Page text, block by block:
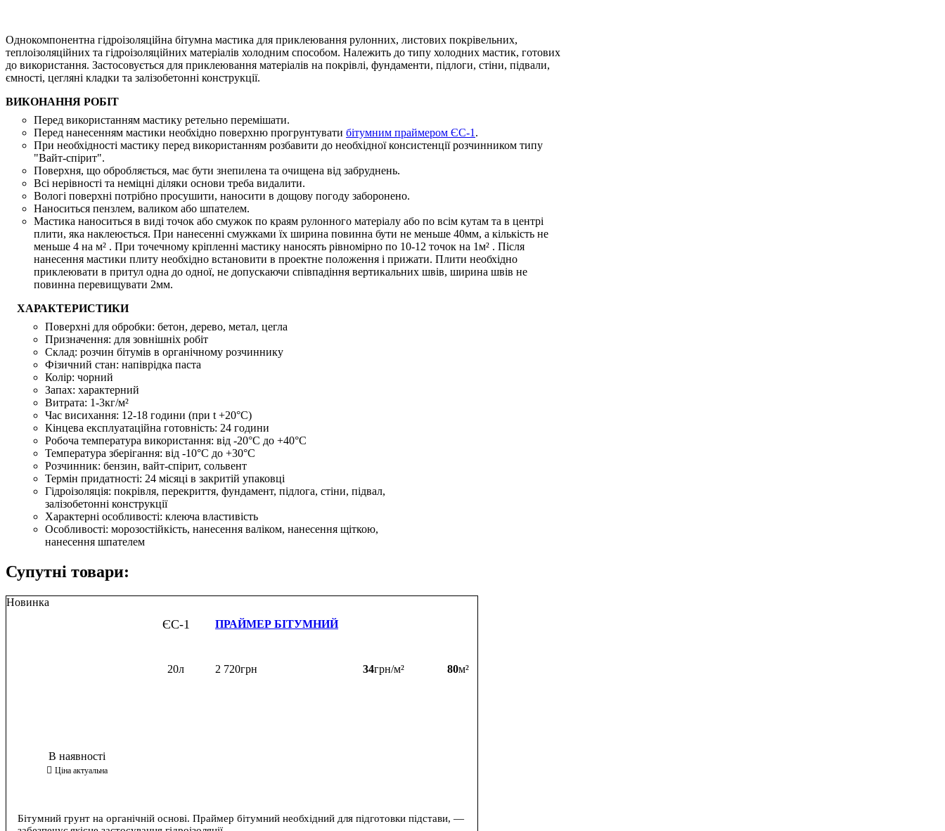
Однокомпонентна гідроізоляційна бітумна мастика для приклеювання рулонних, листових покрівельних,
теплоізоляційних та гідроізоляційних матеріалів холодним способом. Належить до типу холодних мастик, готових
до використання. Застосовується для приклеювання матеріалів на покрівлі, фундаменти, підлоги, стіни, підвали,
ємності, цегляні кладки та залізобетонні конструкції.
ВИКОНАННЯ РОБІТ
Перед використанням мастику ретельно перемішати.
Перед нанесенням мастики необхідно поверхню прогрунтувати бітумним праймером ЄС-1 .
При необхідності мастику перед використанням розбавити до необхідної консистенції розчинником типу
"Вайт-спірит".
Поверхня, що обробляється, має бути знепилена та очищена від забруднень.
Всі нерівності та неміцні діляки основи треба видалити.
Вологі поверхні потрібно просушити, наносити в дощову погоду заборонено.
Наноситься пензлем, валиком або шпателем.
Мастика наноситься в виді точок або смужок по краям рулонного матеріалу або по всім кутам та в центрі
плити, яка наклеюється. При нанесенні смужками їх ширина повинна бути не меньше 40мм, а кількість не
меньше 4 на м² . При точечному кріпленні мастику наносять рівномірно по 10-12 точок на 1м² . Після
нанесення мастики плиту необхідно встановити в проектне положення і прижати. Плити необхідно
приклеювати в притул одна до одної, не допускаючи співпадіння вертикальних швів, ширина швів не
повинна перевищувати 2мм.
ХАРАКТЕРИСТИКИ
Поверхні для обробки: бетон, дерево, метал, цегла
Призначення: для зовнішніх робіт
Склад: розчин бітумів в органічному розчиннику
Фізичний стан: напіврідка паста
Колір: чорний
Запах: характерний
Витрата: 1-3кг/м²
Час висихання: 12-18 години (при t +20°С)
Кінцева експлуатаційна готовність: 24 години
Робоча температура використання: від -20°C до +40°C
Температура зберігання: від -10°C до +30°C
Розчинник: бензин, вайт-спірит, сольвент
Термін придатності: 24 місяці в закритій упаковці
Гідроізоляція: покрівля, перекриття, фундамент, підлога, стіни, підвал,
залізобетонні конструкції
Характерні особливості: клеюча властивість
Особливості: морозостійкість, нанесення валіком, нанесення щіткою,
нанесення шпателем
Супутні товари:
Новинка
ЄС-1 ПРАЙМЕР БІТУМНИЙ
20л 2 720грн 34грн/м² 80м²
Бітумний грунт на органічній основі. Праймер бітумний необхідний для підготовки підстави, —